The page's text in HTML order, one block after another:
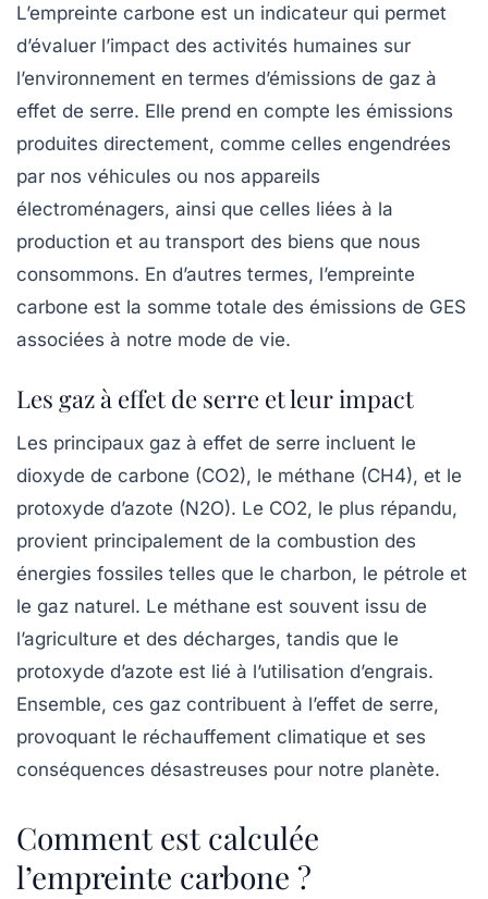
L’empreinte carbone est un indicateur qui permet
d’évaluer l’impact des activités humaines sur
l’environnement en termes d’émissions de gaz à
effet de serre. Elle prend en compte les émissions
produites directement, comme celles engendrées
par nos véhicules ou nos appareils
électroménagers, ainsi que celles liées à la
production et au transport des biens que nous
consommons. En d’autres termes, l’empreinte
carbone est la somme totale des émissions de GES
associées à notre mode de vie.
Les gaz à effet de serre et leur impact
Les principaux gaz à effet de serre incluent le
dioxyde de carbone (CO2), le méthane (CH4), et le
protoxyde d’azote (N2O). Le CO2, le plus répandu,
provient principalement de la combustion des
énergies fossiles telles que le charbon, le pétrole et
le gaz naturel. Le méthane est souvent issu de
l’agriculture et des décharges, tandis que le
protoxyde d’azote est lié à l’utilisation d’engrais.
Ensemble, ces gaz contribuent à l’effet de serre,
provoquant le réchauffement climatique et ses
conséquences désastreuses pour notre planète.
Comment est calculée
l’empreinte carbone ?